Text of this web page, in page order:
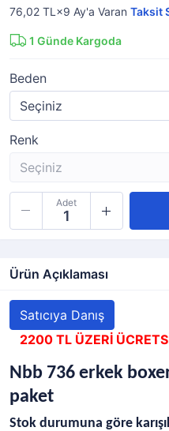
76,02 TL×9 Ay'a Varan Taksit
1 Günde Kargoda
Beden
Renk
Adet
Ürün Açıklaması
Satıcıya Danış
2200 TL ÜZERİ
Nbb 736 erkek
paket
Stok durumuna göre